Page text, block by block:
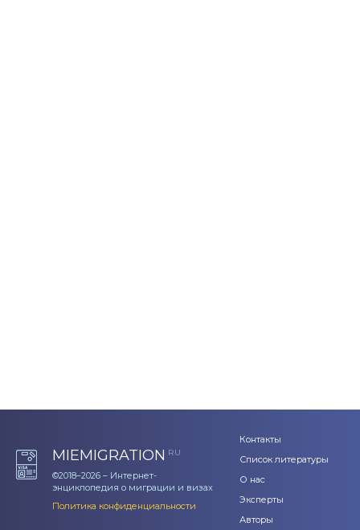
MIEMIGRATION RU
©2018–2026 – Интернет-
энциклопедия о миграции и визах
Политика конфиденциальности
Контакты
Список литературы
О нас
Эксперты
Авторы